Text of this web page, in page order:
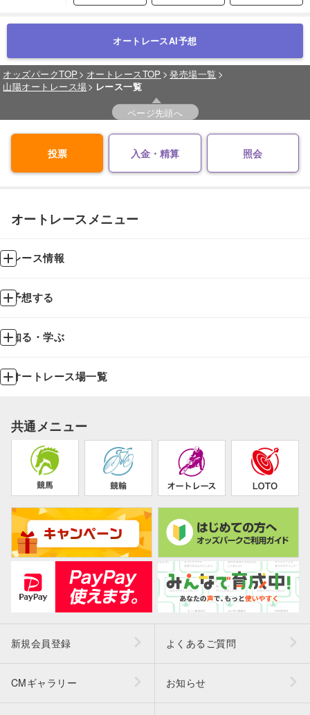
オートレースAI予想
オッズパークTOP オートレースTOP
発売場一覧
山陽オートレース場
レース一覧
ページ先頭へ
投票 入金・精算 照会
オートレースメニュー
レース情報
予想する
知る・学ぶ
オートレース場一覧
共通メニュー
新規会員登録 よくあるご質問
CMギャラリー お知らせ